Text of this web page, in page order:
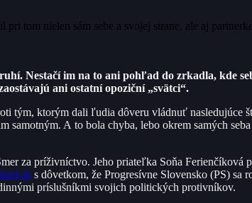
tom nielen sám sebe a svojej strane, ale aj
Nestačí im na to ani pohľad do zrkadla, kde
ani ostatní opoziční „svätci“.
tým, ktorým dali ľudia dôveru vládnuť
A to bola chyba, lebo okrem samých
za príživníctvo. Jeho priateľka Soňa
s dôvetkom, že Progresívne Slovensko (PS)
príslušníkmi svojich politických protivníkov.